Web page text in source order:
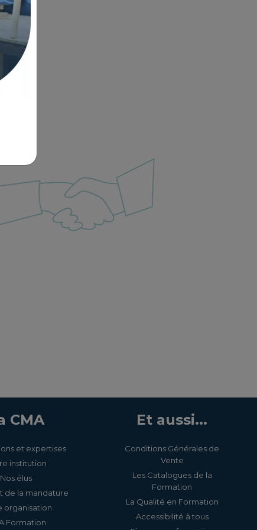
CMA
et expertises
institution
Nos élus
de la mandature
organisation
Formation
Et aussi...
Conditions Générales de
Vente
Les Catalogues de la
Formation
La Qualité en Formation
Accessibilité à tous